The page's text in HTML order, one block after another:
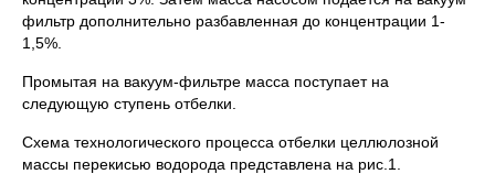
фильтр дополнительно разбавленная до концентрации 1-
1,5%.
Промытая на вакуум-фильтре масса поступает на
следующую ступень отбелки.
Схема технологического процесса отбелки целлюлозной
массы перекисью водорода представлена на рис.1.